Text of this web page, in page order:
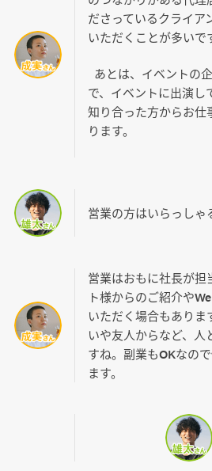
ださっているクライア
いただくことが多いで
あとは、イベントの
で、イベントに出演し
知り合った方からお仕
ります。
営業の方はいらっしゃ
営業はおもに社長が担
ト様からのご紹介や
いただく場合もあり
いや友人からなど、人
すね。副業もOKなの
ます。